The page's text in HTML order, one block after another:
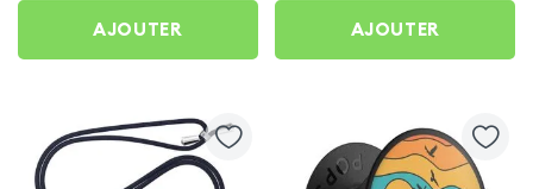
AJOUTER AJOUTER